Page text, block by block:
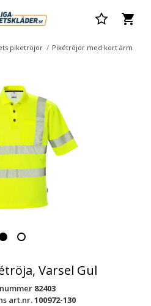
piketröjor Pikétröjor med kort ärm
Varsel Gul
82403
art.nr.100972-130